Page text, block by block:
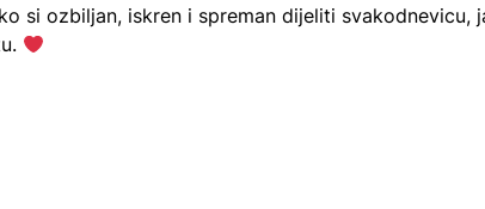
si ozbiljan, iskren i spreman dijeliti svakodnevicu,